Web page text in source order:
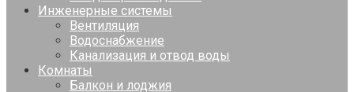
Инженерные системы
Вентиляция
Водоснабжение
Канализация и отвод воды
Комнаты
Балкон и лоджия